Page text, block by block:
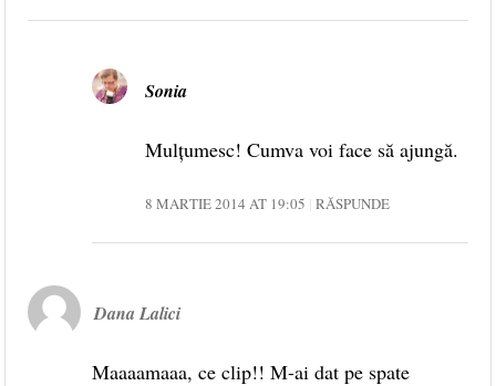
Sonia
Mulțumesc! Cumva voi face să ajungă.
8 MARTIE 2014 AT 19:05 RĂSPUNDE
Dana Lalici
Maaaamaaa, ce clip!! M-ai dat pe spate